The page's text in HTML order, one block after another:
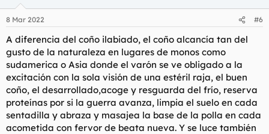
e
:
8 Mar 2022 #6
A diferencia del coño ilabiado, el coño alcancía tan del
gusto de la naturaleza en lugares de monos como
sudamerica o Asia donde el varón se ve obligado a la
excitación con la sola visión de una estéril raja, el buen
coño, el desarrollado,acoge y resguarda del frío, reserva
proteínas por si la guerra avanza, limpia el suelo en cada
sentadilla y abraza y masajea la base de la polla en cada
acometida con fervor de beata nueva. Y se luce también